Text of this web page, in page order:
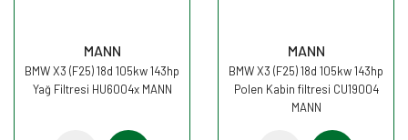
MANN
BMW X3 (F25) 18d 105kw 143hp
Yağ Filtresi HU6004x MANN
MANN
BMW X3 (F25) 18d 105kw 143hp
Polen Kabin filtresi CU19004
MANN